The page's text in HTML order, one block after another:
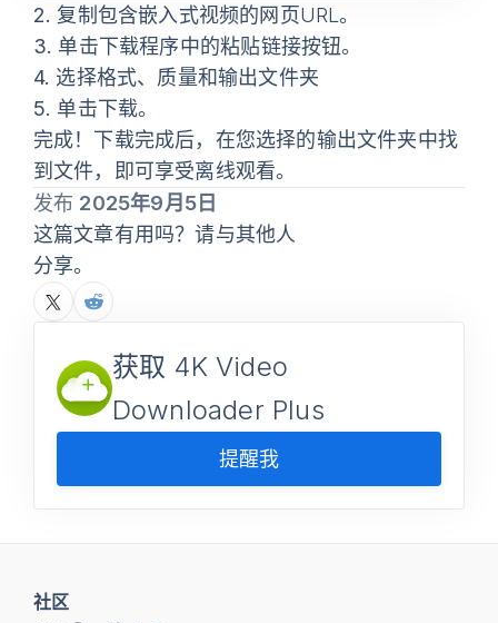
2. 复制包含嵌入式视频的网页URL。
3. 单击下载程序中的粘贴链接按钮。
4. 选择格式、质量和输出文件夹
5. 单击下载。
完成！下载完成后，在您选择的输出文件夹中找
到文件，即可享受离线观看。
发布 2025年9月5日
这篇文章有用吗？请与其他人
分享。
获取 4K Video
Downloader Plus
提醒我
社区